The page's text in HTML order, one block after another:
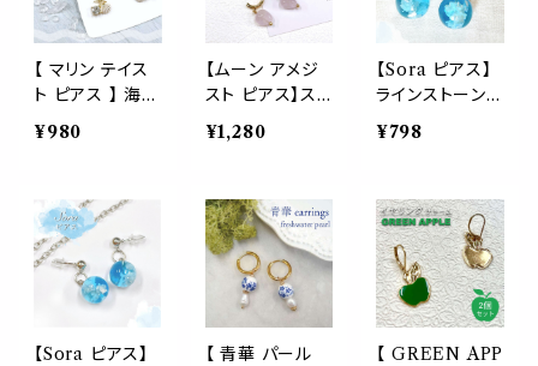
ご褒美 自分用
普段着 普段使
い 通学用 通勤
用 旅行 パーテ
ート ディナー
出かけ 旅行 デ
ート ピンク レデ
ィース 休日 ジ
ュエリー 球体 プ
ピンク プレゼン
ト ギフト レディ
ース さくら スプ
リング 休日 デー
行
【 マリン テイス
ト ピアス 】 海モ
チーフ 耳 アク
セサリー パール
夏 ゴールド ジュ
エリー 非対称
ラインストーン
ファッション小物
プレゼント ギフ
¥980
【ムーン アメジ
スト ピアス】ス
ピリチュアル パ
ワーストーン ア
ルド ジュエリー
天然石 お守り
月 ファッション
小物 プレゼント
ギフト
¥1,280
【Sora ピアス】
ラインストーン
クリスタル 青空
玉 球体 空 雲 ブ
明 アクセサリー
ジュエリー ファ
ッション小物 プ
レゼント ギフト
おしゃれ
¥798
【Sora ピアス】
【 青華 パール
【 GREEN APP